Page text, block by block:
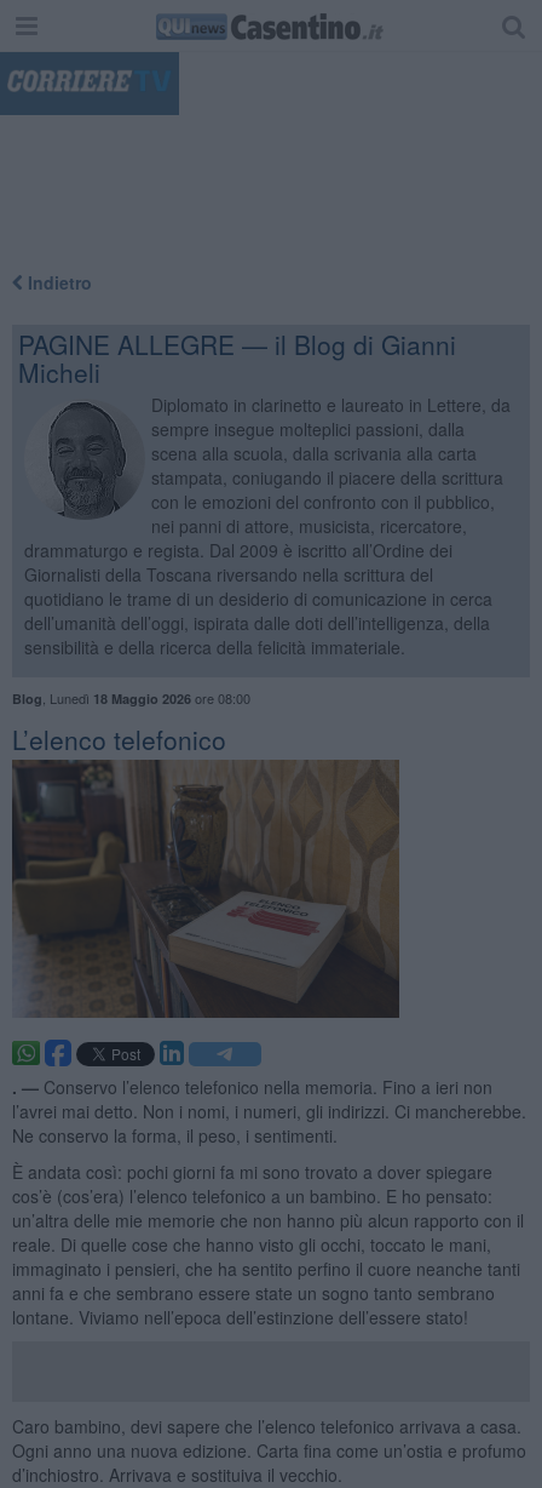
Indietro
PAGINE ALLEGRE — il Blog di Gianni
Micheli
Diplomato in clarinetto e laureato in Lettere, da
sempre insegue molteplici passioni, dalla
scena alla scuola, dalla scrivania alla carta
stampata, coniugando il piacere della scrittura
con le emozioni del confronto con il pubblico,
nei panni di attore, musicista, ricercatore,
drammaturgo e regista. Dal 2009 è iscritto all’Ordine dei
Giornalisti della Toscana riversando nella scrittura del
quotidiano le trame di un desiderio di comunicazione in cerca
dell’umanità dell’oggi, ispirata dalle doti dell’intelligenza, della
sensibilità e della ricerca della felicità immateriale.
Blog Lunedì 18 Maggio 2026ore 08:00
​L’elenco telefonico
. — Conservo l’elenco telefonico nella memoria. Fino a ieri non
l’avrei mai detto. Non i nomi, i numeri, gli indirizzi. Ci mancherebbe.
Ne conservo la forma, il peso, i sentimenti.
È andata così: pochi giorni fa mi sono trovato a dover spiegare
cos’è (cos’era) l’elenco telefonico a un bambino. E ho pensato:
un’altra delle mie memorie che non hanno più alcun rapporto con il
reale. Di quelle cose che hanno visto gli occhi, toccato le mani,
immaginato i pensieri, che ha sentito perfino il cuore neanche tanti
anni fa e che sembrano essere state un sogno tanto sembrano
lontane. Viviamo nell’epoca dell’estinzione dell’essere stato!
Caro bambino, devi sapere che l’elenco telefonico arrivava a casa.
Ogni anno una nuova edizione. Carta fina come un’ostia e profumo
d’inchiostro. Arrivava e sostituiva il vecchio.